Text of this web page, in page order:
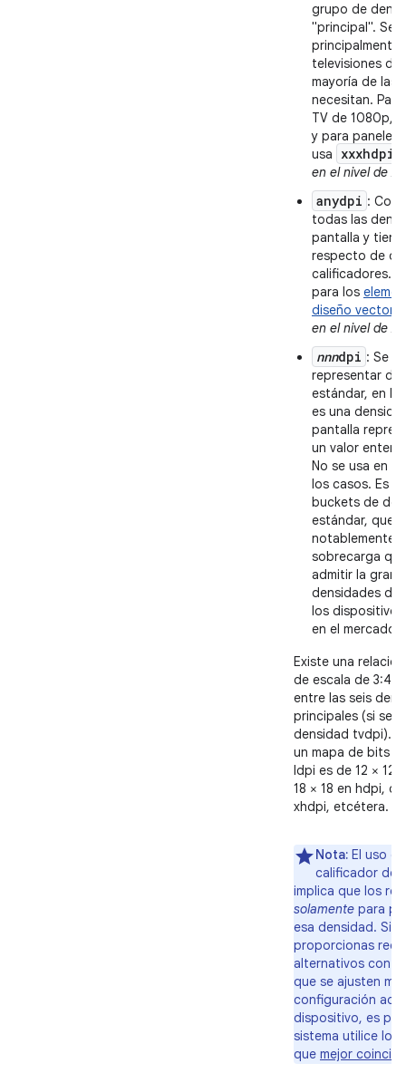
grupo de
"principal". Se
principalmente
televisiones de
mayoría de las
necesitan.
TV de 1080p,
y para paneles
usa
xxxhdpi
en el nivel de
anydpi :
todas las
pantalla y
respecto de
calificadores.
para los
diseño vectorial
en el nivel de
nnndpi : Se
representar
estándar, en
es una
pantalla
un valor
No se usa en
los casos. Es
buckets de
estándar, que
notablemente
sobrecarga
admitir la gran
densidades de
los
en el mercado.
Existe una
de escala de
entre las seis
principales (si se
densidad tvdpi).
un mapa de bits
ldpi es de 12 × 12
18 × 18 en hdpi,
xhdpi, etcétera.
Nota: El uso
calificador de
implica que los
solamente para
esa densidad. Si
proporcionas
alternativos con
que se ajusten
configuración
dispositivo, es
sistema utilice los
que mejor